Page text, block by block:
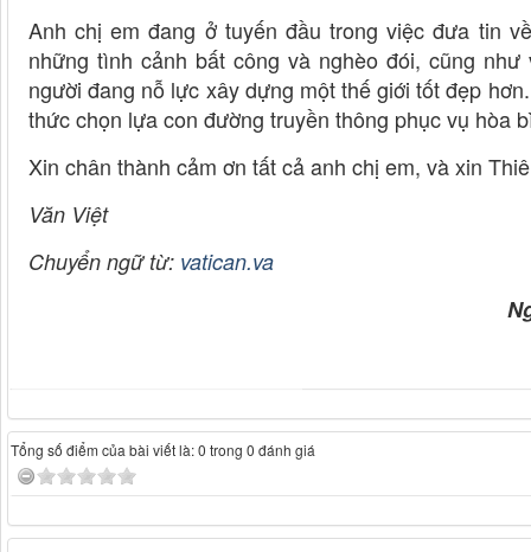
Anh chị em đang ở tuyến đầu trong việc đưa tin
những tình cảnh bất công và nghèo đói, cũng
người đang nỗ lực xây dựng một thế giới tốt đẹp
thức chọn lựa con đường truyền thông phục vụ hòa
Xin chân thành cảm ơn tất cả anh chị em, và xin
Văn Việt
Chuyển ngữ từ: vatican.va
Tổng số điểm của bài viết là: 0 trong 0 đánh giá